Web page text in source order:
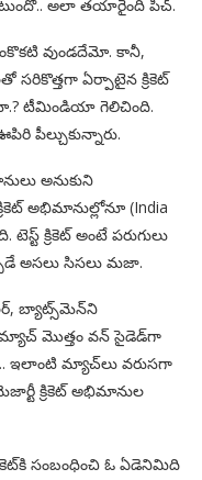
అలా తయారైంది పిచ్.
వుండదేమో. కానీ,
సరికొత్తగా ఏర్పాటైన క్రికెట్
టీమిండియా గెలిచింది.
పీల్చుకున్నారు.
అనుకుని
అభిమానుల్లోనూ (India
టెస్ట్ క్రికెట్ అంటే పరుగులు
అసలు సిసలు మజా.
బ్యాట్స్‌మెన్‌ని
మొత్తం వన్ సైడెడ్‌గా
ఇలాంటి మ్యాచ్‌లు వరుసగా
క్రికెట్ అభిమానుల
సంబంధించి ఓ ఏడెనిమిది